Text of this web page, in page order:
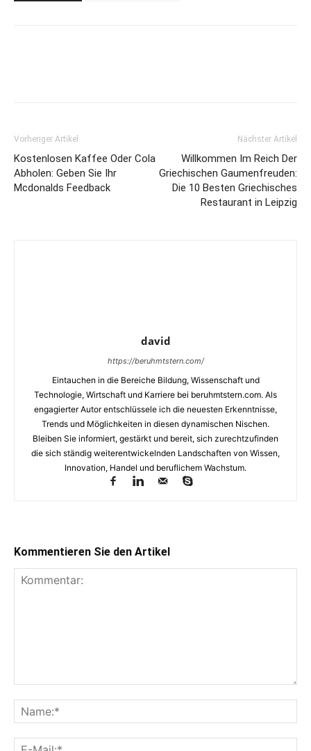
Vorheriger Artikel
Kostenlosen Kaffee Oder Cola
Abholen: Geben Sie Ihr
Mcdonalds Feedback
Nächster Artikel
Willkommen Im Reich Der
Griechischen Gaumenfreuden:
Die 10 Besten Griechisches
Restaurant in Leipzig
david
https://beruhmtstern.com/
Eintauchen in die Bereiche Bildung, Wissenschaft und
Technologie, Wirtschaft und Karriere bei beruhmtstern.com. Als
engagierter Autor entschlüssele ich die neuesten Erkenntnisse,
Trends und Möglichkeiten in diesen dynamischen Nischen.
Bleiben Sie informiert, gestärkt und bereit, sich zurechtzufinden
die sich ständig weiterentwickelnden Landschaften von Wissen,
Innovation, Handel und beruflichem Wachstum.
Kommentieren Sie den Artikel